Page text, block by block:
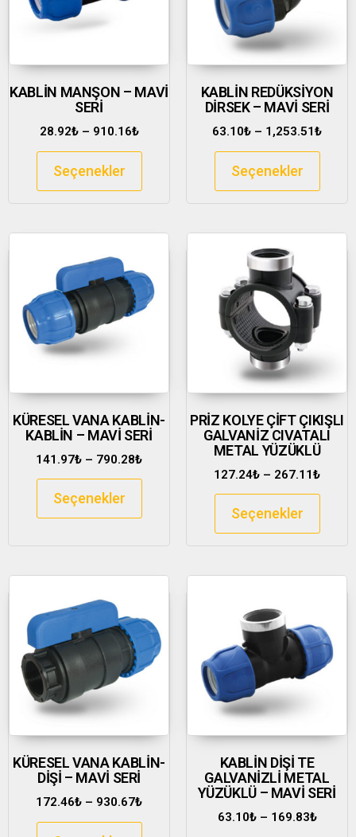
KABLİN MANŞON – MAVİ
SERİ
28.92₺ – 910.16₺
Seçenekler
KABLİN REDÜKSİYON
DİRSEK – MAVİ SERİ
63.10₺ – 1,253.51₺
Seçenekler
KÜRESEL VANA KABLİN-
KABLİN – MAVİ SERİ
141.97₺ – 790.28₺
Seçenekler
PRİZ KOLYE ÇİFT ÇIKIŞLI
GALVANİZ CIVATALI
METAL YÜZÜKLÜ
127.24₺ – 267.11₺
Seçenekler
KÜRESEL VANA KABLİN-
DİŞİ – MAVİ SERİ
172.46₺ – 930.67₺
KABLİN DİŞİ TE
GALVANİZLİ METAL
YÜZÜKLÜ – MAVİ SERİ
63.10₺ – 169.83₺